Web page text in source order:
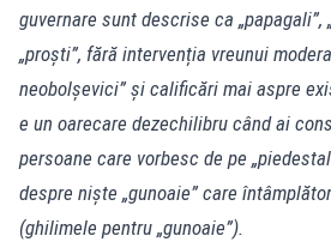
guvernare sunt descrise ca „papagali”,
„proști”, fără intervenția vreunui
neobolșevici” și calificări mai aspre
e un oarecare dezechilibru când ai
persoane care vorbesc de pe
despre niște „gunoaie” care
(ghilimele pentru „gunoaie”).